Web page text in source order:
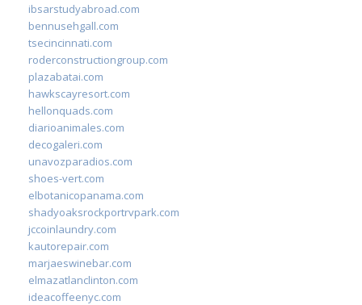
ibsarstudyabroad.com
bennusehgall.com
tsecincinnati.com
roderconstructiongroup.com
plazabatai.com
hawkscayresort.com
hellonquads.com
diarioanimales.com
decogaleri.com
unavozparadios.com
shoes-vert.com
elbotanicopanama.com
shadyoaksrockportrvpark.com
jccoinlaundry.com
kautorepair.com
marjaeswinebar.com
elmazatlanclinton.com
ideacoffeenyc.com